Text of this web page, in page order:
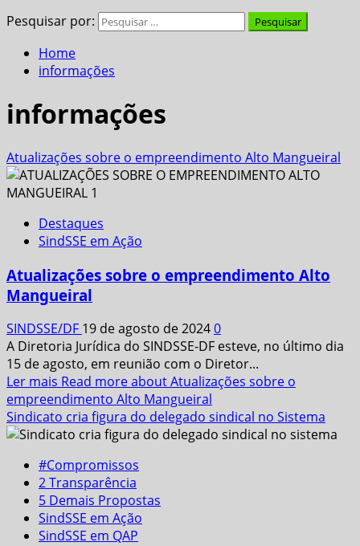
Pesquisar por:
Home
informações
informações
Atualizações sobre o empreendimento Alto Mangueiral
Destaques
SindSSE em Ação
Atualizações sobre o empreendimento Alto
Mangueiral
SINDSSE/DF 19 de agosto de 20240
A Diretoria Jurídica do SINDSSE-DF esteve, no último dia
15 de agosto, em reunião com o Diretor...
Ler mais Read more about Atualizações sobre o
empreendimento Alto Mangueiral
Sindicato cria figura do delegado sindical no Sistema
#Compromissos
2 Transparência
5 Demais Propostas
SindSSE em Ação
SindSSE em QAP